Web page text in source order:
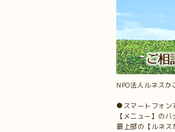
NPO法人ルネスか
●スマートフォン
【メニュー】の
最上部の【ルネス